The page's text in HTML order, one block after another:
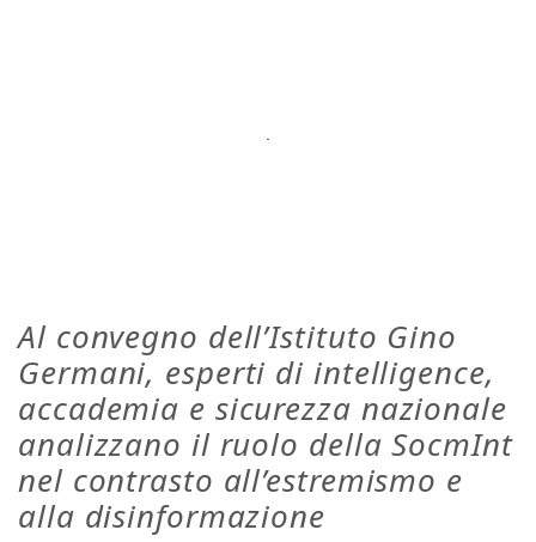
Al convegno dell’Istituto Gino
Germani, esperti di intelligence,
accademia e sicurezza nazionale
analizzano il ruolo della SocmInt
nel contrasto all’estremismo e
alla disinformazione